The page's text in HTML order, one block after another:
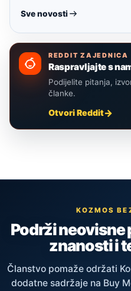
Sve novosti
REDDIT ZAJEDNICA
Raspravljajte s
Podijelite pitanja,
članke.
Otvori Reddit
KOZMOS
Podrži neovisne
znanosti i
Članstvo pomaže održati
dodatne sadržaje na Buy